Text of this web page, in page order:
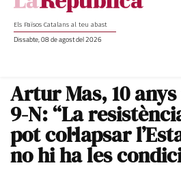
Els Països Catalans al teu abast
Dissabte, 08 de agost del 2026
Artur Mas, 10
9-N: “La
pot col·lapsar
no hi ha les